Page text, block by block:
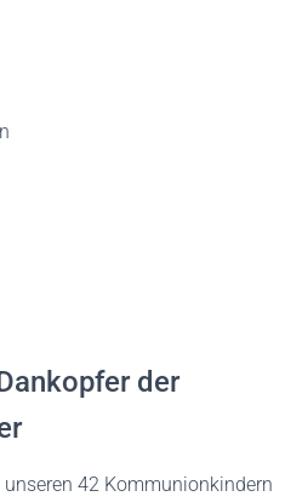
der
unseren 42 Kommunionkindern